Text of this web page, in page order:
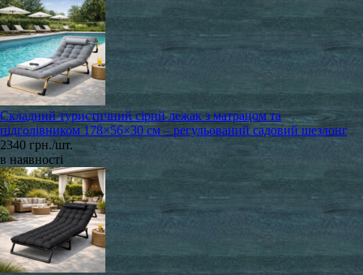
Складний туристичний сірий лежак з матрацом та
підголівником 178×56×30 см – регульований садовий шезлонг
2340 грн./шт.
в наявності